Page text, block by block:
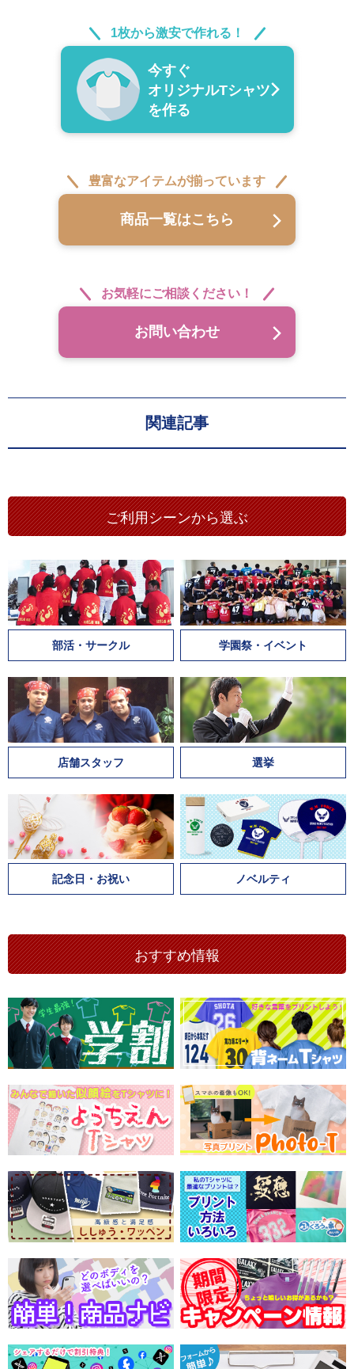
1枚から激安で作れる！
今すぐ
オリジナルTシャツ
を作る
豊富なアイテムが揃っています
商品一覧はこちら
お気軽にご相談ください！
お問い合わせ
関連記事
ご利用シーンから選ぶ
部活・サークル 学園祭・イベント
店舗スタッフ 選挙
記念日・お祝い ノベルティ
おすすめ情報